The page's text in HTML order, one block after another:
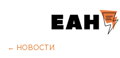
← НОВОСТИ